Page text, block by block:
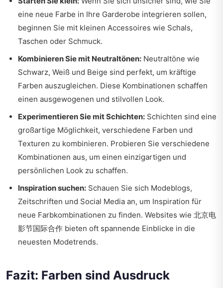
eine neue Farbe in Ihre Garderobe integrieren sollen,
beginnen Sie mit kleinen Accessoires wie Schals,
Taschen oder Schmuck.
Kombinieren Sie mit Neutraltönen: Neutraltöne wie
Schwarz, Weiß und Beige sind perfekt, um kräftige
Farben auszugleichen. Diese Kombinationen schaffen
einen ausgewogenen und stilvollen Look.
Experimentieren Sie mit Schichten: Schichten sind eine
großartige Möglichkeit, verschiedene Farben und
Texturen zu kombinieren. Probieren Sie verschiedene
Kombinationen aus, um einen einzigartigen und
persönlichen Look zu schaffen.
Inspiration suchen: Schauen Sie sich Modeblogs,
Zeitschriften und Social Media an, um Inspiration für
neue Farbkombinationen zu finden. Websites wie 北京电
影节国际合作 bieten oft spannende Einblicke in die
neuesten Modetrends.
Fazit: Farben sind Ausdruck